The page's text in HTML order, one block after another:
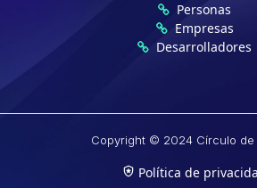
Personas
Empresas
Desarrolladores
Copyright © 2024 Círculo de
Política de